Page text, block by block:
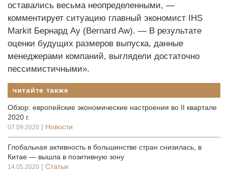
оставались весьма неопределенными, —
комментирует ситуацию главный экономист IHS
Markit Бернард Ау (Bernard Aw). — В результате
оценки будущих размеров выпуска, данные
менеджерами компаний, выглядели достаточно
пессимистичными».
читайте также
Обзор: европейские экономические настроения во II квартале
2020 г.
07.09.2020 | Новости
Глобальная активность в большинстве стран снизилась, в
Китае — вышла в позитивную зону
14.05.2020 | Статьи